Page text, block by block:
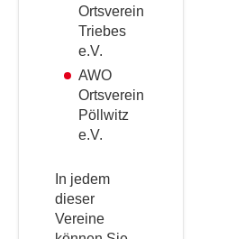
Ortsverein
Triebes
e.V.
AWO
Ortsverein
Pöllwitz
e.V.
In jedem
dieser
Vereine